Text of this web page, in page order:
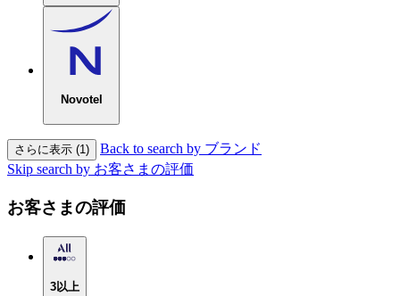
Novotel
さらに表示 (1)
Back to search by ブランド
Skip search by お客さまの評価
お客さまの評価
3以上